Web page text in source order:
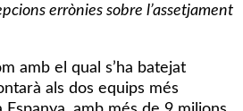
errònies sobre l’assetjament
amb el qual s’ha batejat
als dos equips més